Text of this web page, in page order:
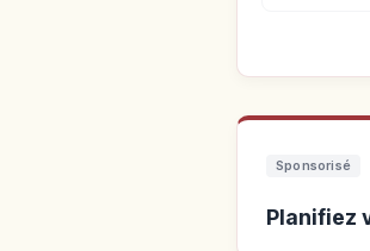
Sponsorisé
Planifiez